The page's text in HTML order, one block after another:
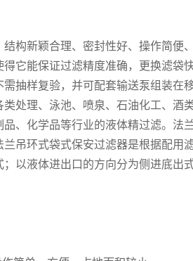
构新颖合理、密封性好、操作简便
它能保证过滤精度准确，更换滤袋
抽样复验，并可配套输送泵组装在
处理、泳池、喷泉、石油化工、酒
、化学品等行业的液体精过滤。法
吊环式袋式保安过滤器是根据配用
以液体进出口的方向分为侧进底出